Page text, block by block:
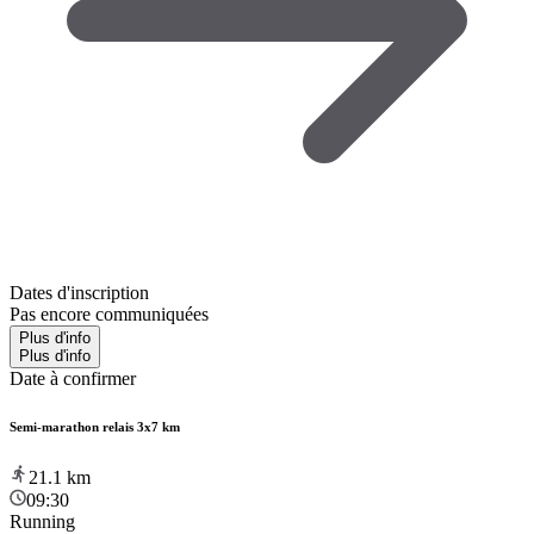
Dates d'inscription
Pas encore communiquées
Plus d'info
Plus d'info
Date à confirmer
Semi-marathon relais 3x7 km
21.1 km
09:30
Running